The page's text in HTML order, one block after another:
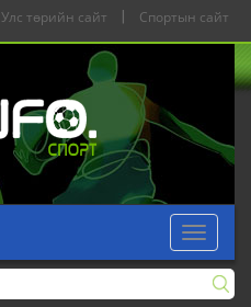
Улс төрийн сайт Спортын сайт
Toggle